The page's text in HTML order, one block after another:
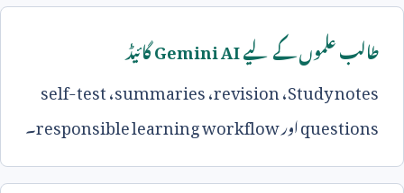
طالب علموں کے لیےGemini AIگائیڈ
Study notes،revision،summaries،self-test
questionsاورresponsible learning workflow۔